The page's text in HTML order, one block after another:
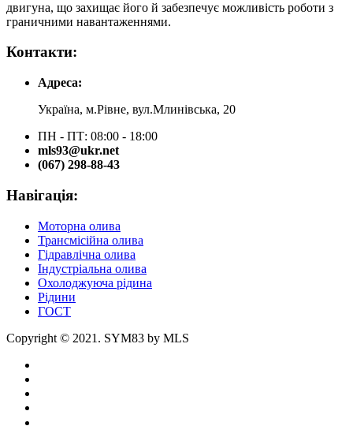
двигуна, що захищає його й забезпечує можливість роботи з
граничними навантаженнями.
Контакти:
Адреса:
Україна, м.Рівне, вул.Млинівська, 20
ПН - ПТ: 08:00 - 18:00
mls93@ukr.net
(067) 298-88-43
Навігація:
Моторна олива
Трансмісійна олива
Гідравлічна олива
Індустріальна олива
Охолоджуюча рідина
Рідини
ГОСТ
Copyright © 2021. SYM83 by MLS